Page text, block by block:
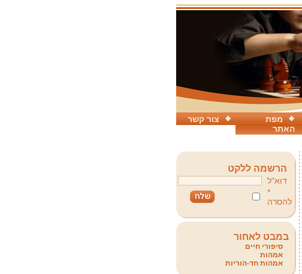
צור קשר
מפת
האתר
הרשמה ללקט
דוא"ל
*
להסרה
במבט לאחור
סיפורי חיים
אמהות
אמהות חד-הוריות